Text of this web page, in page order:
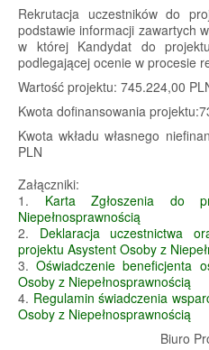
Rekrutacja uczestników do
podstawie informacji zawartych
w której Kandydat do
podlegającej ocenie w procesie
Wartość projektu: 745.224,00
Kwota dofinansowania
Kwota wkładu własnego
PLN
Załączniki:
1. Karta Zgłoszenia do
Niepełnosprawnością
2. Deklaracja uczestnictwa
projektu Asystent Osoby z
3.Oświadczenie beneficjenta
Osoby z Niepełnosprawnością
4. Regulamin świadczenia
Osoby z Niepełnosprawnością
Biuro